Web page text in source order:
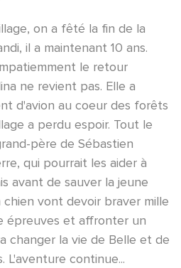
on a fêté la fin de la
il a maintenant 10 ans.
le retour
ne revient pas. Elle a
d'avion au coeur des forêts
a perdu espoir. Tout le
père de Sébastien
qui pourrait les aider à
avant de sauver la jeune
vont devoir braver mille
épreuves et affronter un
changer la vie de Belle et de
L'aventure continue...